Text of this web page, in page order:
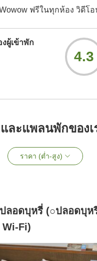
ฟรีในทุกห้อง วิดี
ผู้เข้าพัก
4.3
ละแพลนพักของเ
ราคา (ต่ำ-สูง)
ลอดบุหรี่ (○ปลอดบุห
Fi)